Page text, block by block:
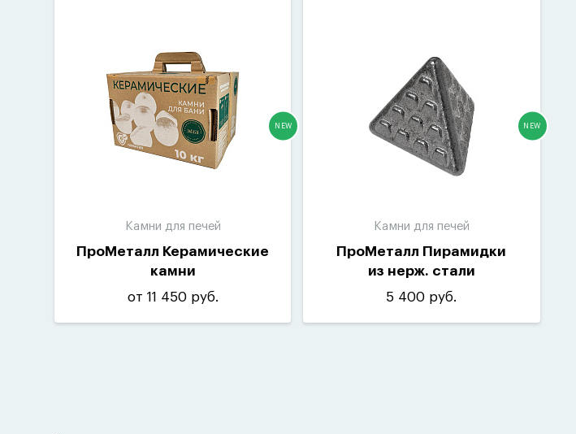
NEW
Камни для печей
ПроМеталл Керамические
камни
от 11 450 руб.
NEW
Камни для печей
ПроМеталл Пирамидки
из нерж. стали
5 400 руб.